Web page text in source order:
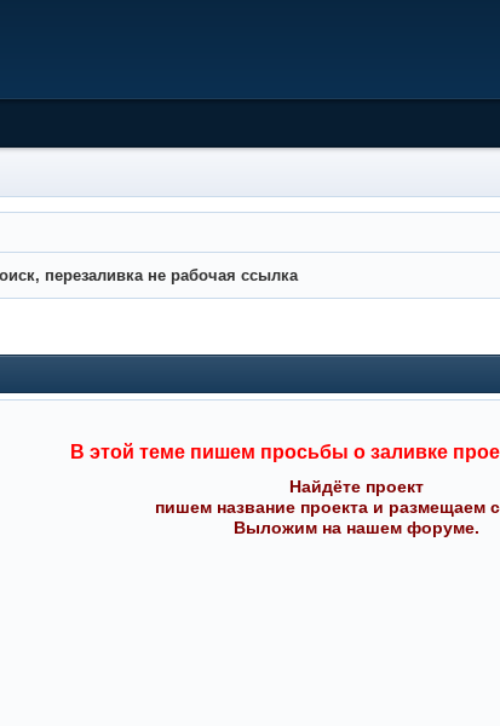
перезаливка не рабочая ссылка
В этой теме пишем просьбы о заливке
Найдёте проект
пишем название проекта и размещаем
Выложим на нашем форуме.